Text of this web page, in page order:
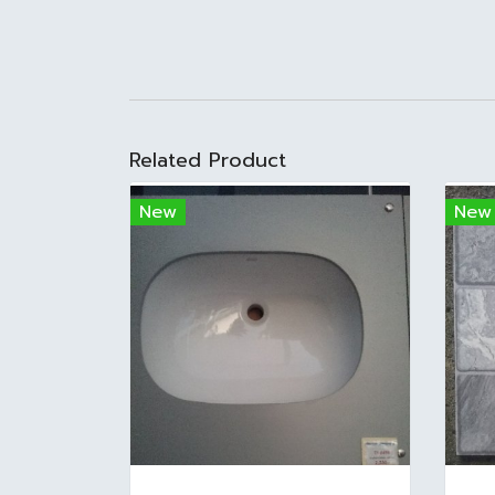
Related Product
New New